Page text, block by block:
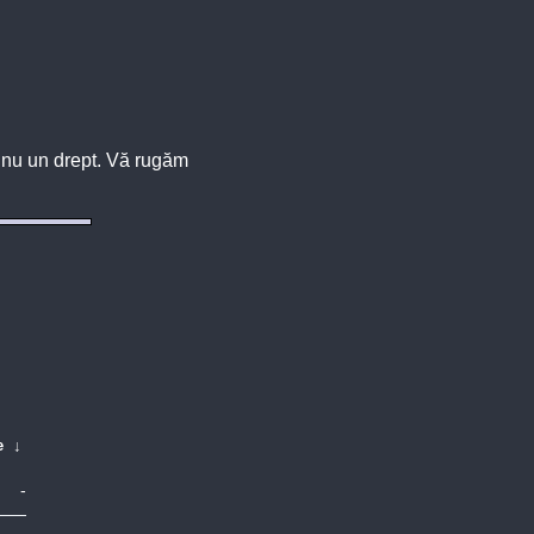
un drept. Vă rugăm
↓
-